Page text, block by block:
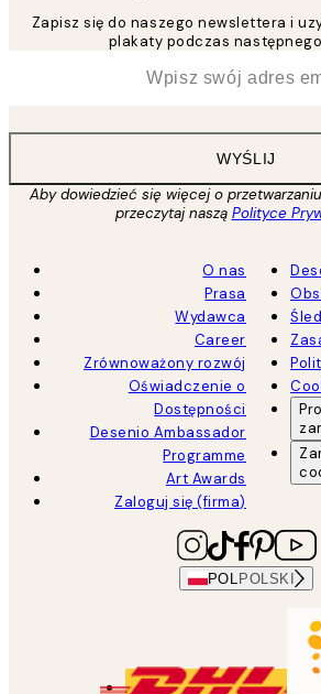
Zapisz się do naszego newslettera i
plakaty podczas
WYŚLIJ
Aby dowiedzieć się więcej o
przeczytaj naszą Polityce
O nas
Prasa
Wydawca
Career
Zrównoważony rozwój
Oświadczenie o
Dostępności
Desenio Ambassador
Programme
Art Awards
Zaloguj się (firma)
POL POLSKI